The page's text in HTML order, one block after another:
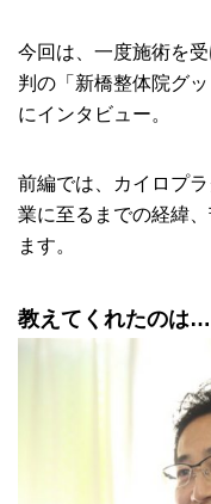
今回は、一度施術を
判の「新橋整体院グ
にインタビュー。
前編では、カイロプ
業に至るまでの経緯
ます。
教えてくれたのは…